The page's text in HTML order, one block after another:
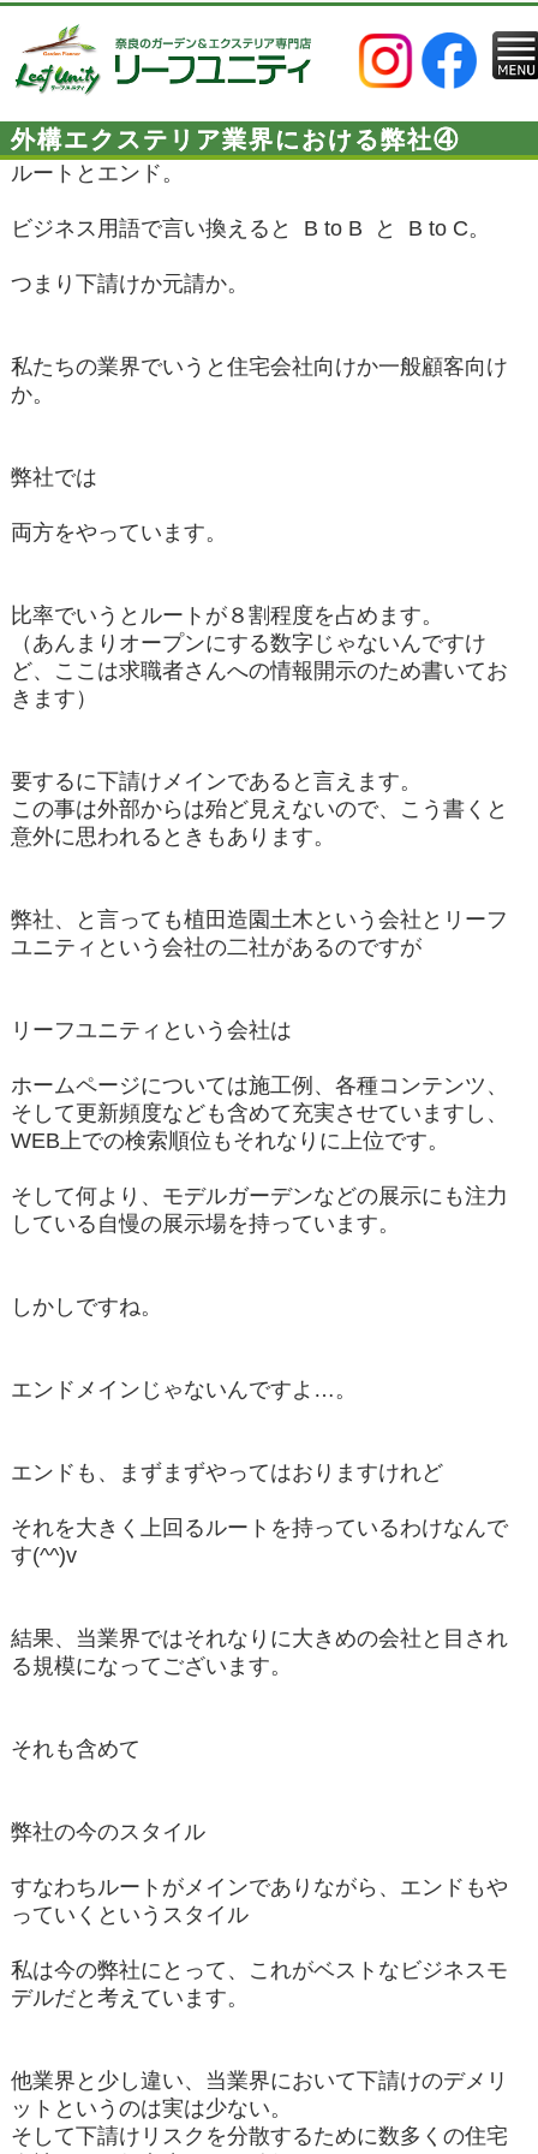
外構エクステリア業界における弊社④
ルートとエンド。
ビジネス用語で言い換えると B to B と B to C。
つまり下請けか元請か。
私たちの業界でいうと住宅会社向けか一般顧客向け
か。
弊社では
両方をやっています。
比率でいうとルートが８割程度を占めます。
（あんまりオープンにする数字じゃないんですけ
ど、ここは求職者さんへの情報開示のため書いてお
きます）
要するに下請けメインであると言えます。
この事は外部からは殆ど見えないので、こう書くと
意外に思われるときもあります。
弊社、と言っても植田造園土木という会社とリーフ
ユニティという会社の二社があるのですが
リーフユニティという会社は
ホームページについては施工例、各種コンテンツ、
そして更新頻度なども含めて充実させていますし、
WEB上での検索順位もそれなりに上位です。
そして何より、モデルガーデンなどの展示にも注力
している自慢の展示場を持っています。
しかしですね。
エンドメインじゃないんですよ…。
エンドも、まずまずやってはおりますけれど
それを大きく上回るルートを持っているわけなんで
す(^^)v
結果、当業界ではそれなりに大きめの会社と目され
る規模になってございます。
それも含めて
弊社の今のスタイル
すなわちルートがメインでありながら、エンドもや
っていくというスタイル
私は今の弊社にとって、これがベストなビジネスモ
デルだと考えています。
他業界と少し違い、当業界において下請けのデメリ
ットというのは実は少ない。
そして下請けリスクを分散するために数多くの住宅